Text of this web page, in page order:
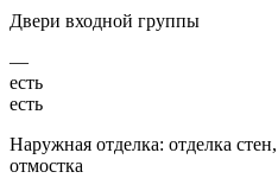
Двери входной группы
—
есть
есть
Наружная отделка: отделка
отмостка